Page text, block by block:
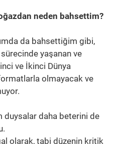
neden bahsettim?
da bahsettiğim gibi,
yaşanan ve
ve İkinci Dünya
olmayacak ve
duysalar daha beterini de
olarak, tabi düzenin kritik